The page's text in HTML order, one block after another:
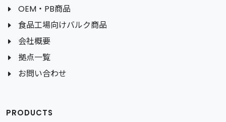
OEM・PB商品
食品工場向けバルク商品
会社概要
拠点一覧
お問い合わせ
PRODUCTS